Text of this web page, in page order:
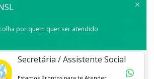
por quem quer ser atendido
Secretária / Assistente Social